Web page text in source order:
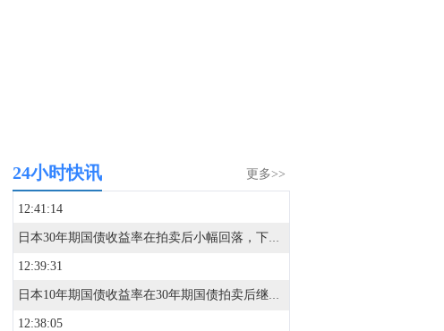
更多>>
24小时快讯
12:41:14
日本30年期国债收益率在拍卖后小幅回落，下跌3个基点至3.93%。
12:39:31
日本10年期国债收益率在30年期国债拍卖后继续下跌，下跌4个基点至2.765%。
12:38:05